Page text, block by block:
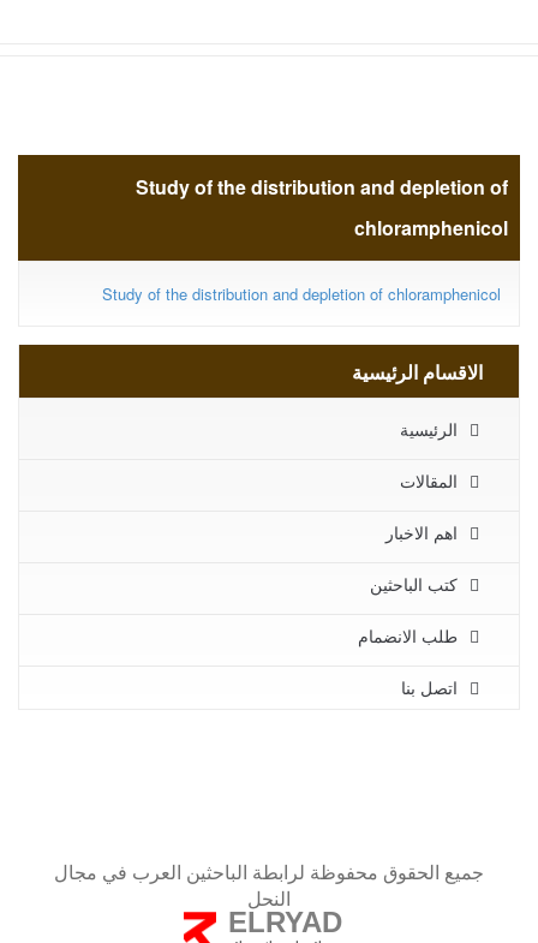
Study of the distribution and depletion of
chloramphenicol
Study of the distribution and depletion of chloramphenicol
الاقسام الرئيسية
الرئيسية
المقالات
اهم الاخبار
كتب الباحثين
طلب الانضمام
اتصل بنا
جميع الحقوق محفوظة لرابطة الباحثين العرب في مجال
النحل
ELRYAD